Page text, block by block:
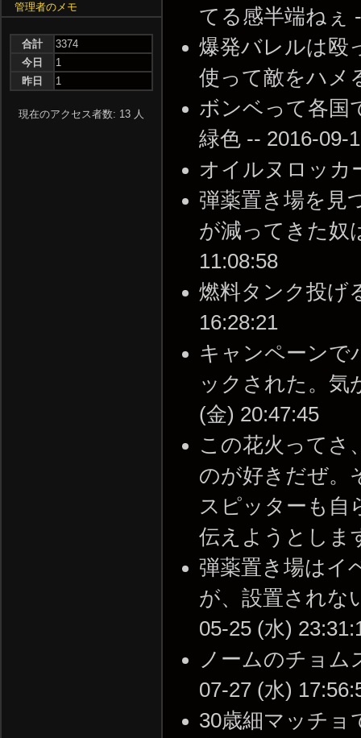
てる感半端ねぇ
爆発バレルは
使って敵をハメ
ボンベって各国
緑色 -- 2016-09-
オイルヌロッカ
弾薬置き場を見
が減ってきた奴
11:08:58
燃料タンク投げ
16:28:21
キャンペーンで
ックされた。気
(金) 20:47:45
この花火ってさ
のが好きだぜ。
スピッターも自
伝えようとしま
弾薬置き場はイ
が、設置されな
05-25 (水)
ノームのチョム
07-27 (水)
30歳細マッチョ
管理者のメモ
合計
3374
今日
1
昨日
1
現在のアクセス者数: 13 人